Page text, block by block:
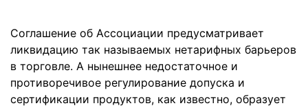
Соглашение об Ассоциации предусматривает
ликвидацию так называемых нетарифных барьеров
в торговле. А нынешнее недостаточное и
противоречивое регулирование допуска и
сертификации продуктов, как известно, образует